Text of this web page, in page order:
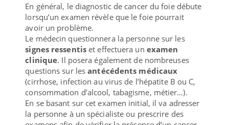
En général, le diagnostic de cancer du foie débute
lorsqu’un examen révèle que le foie pourrait
avoir un problème.
Le médecin questionnera la personne sur les
signes ressentis et effectuera un examen
clinique. Il posera également de nombreuses
questions sur lesantécédents médicaux
(cirrhose, infection au virus de l’hépatite B ou C,
consommation d’alcool, tabagisme, métier…).
En se basant sur cet examen initial, il va adresser
la personne à un spécialiste ou prescrire des